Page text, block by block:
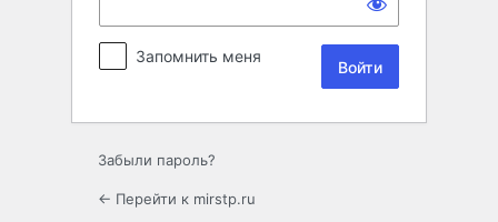
Запомнить меня
Забыли пароль?
← Перейти к mirstp.ru